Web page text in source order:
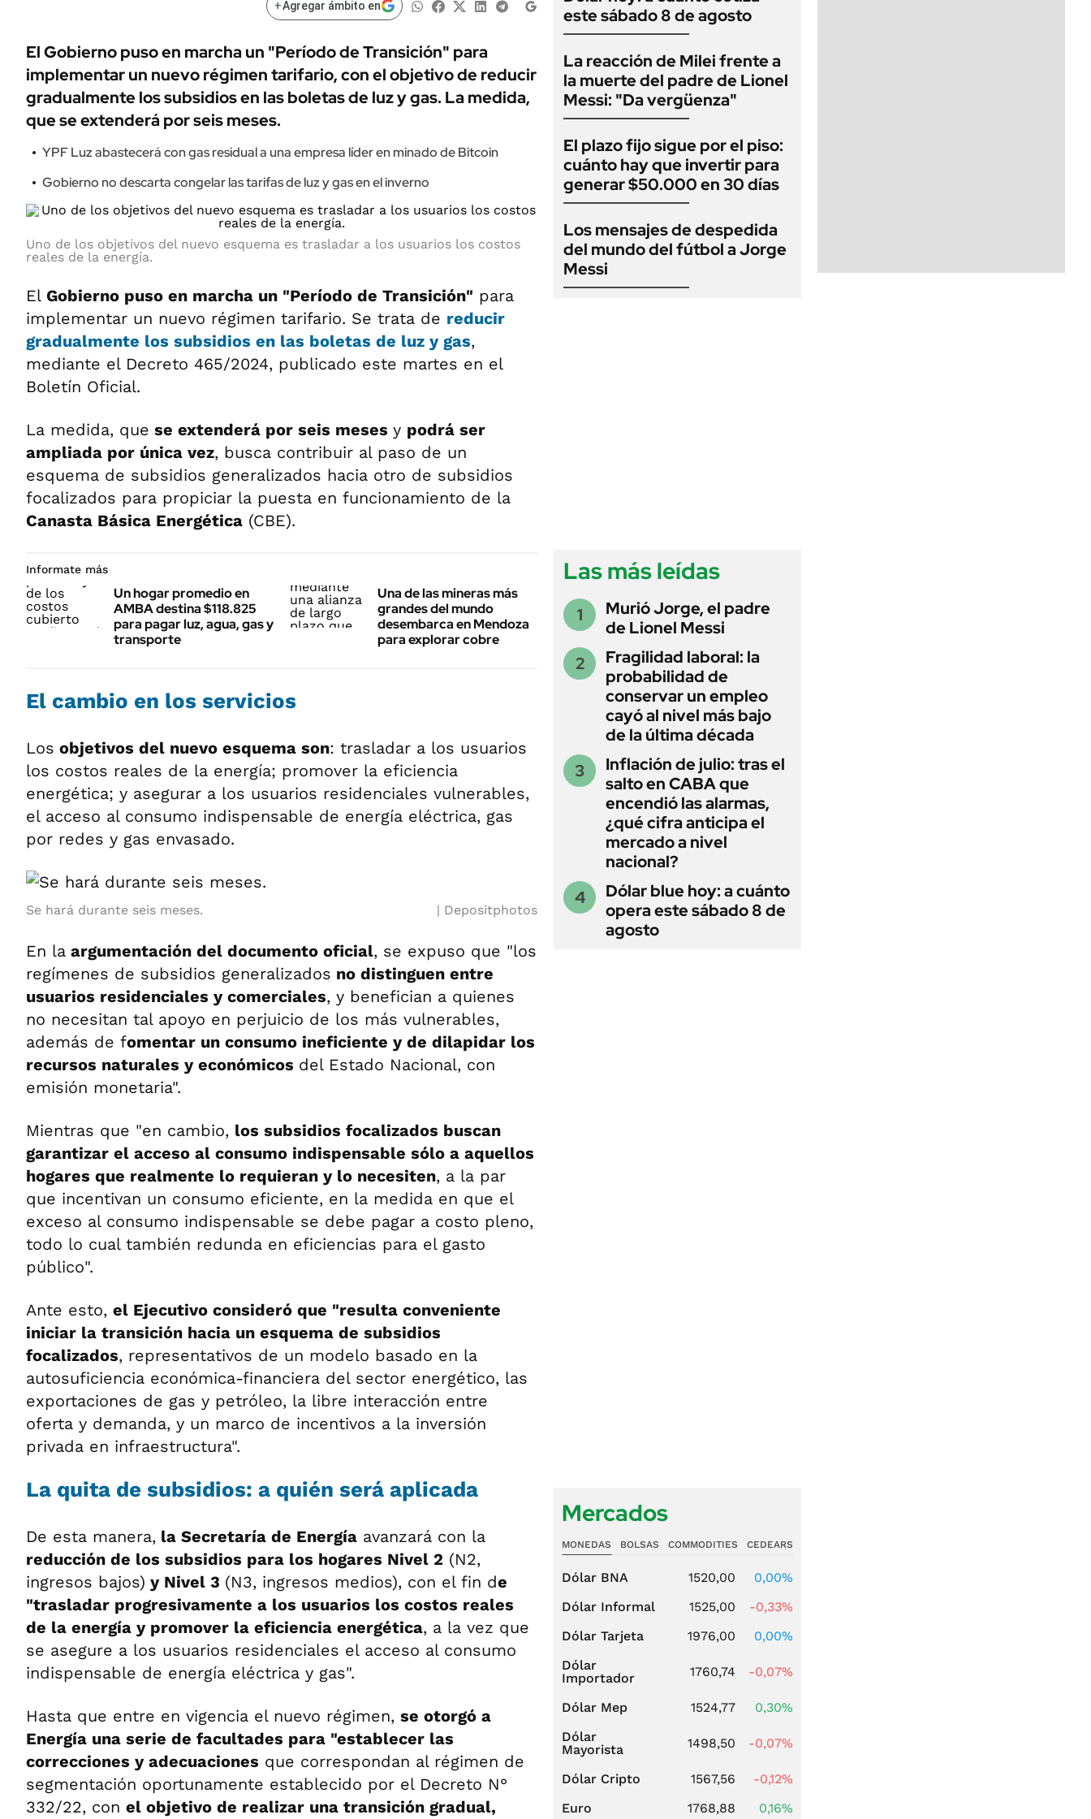
+Agregar ámbito en
El Gobierno puso en marcha un "Período de Transición" para
implementar un nuevo régimen tarifario, con el objetivo de reducir
gradualmente los subsidios en las boletas de luz y gas. La medida,
que se extenderá por seis meses.
YPF Luz abastecerá con gas residual a una empresa líder en minado de Bitcoin
Gobierno no descarta congelar las tarifas de luz y gas en el inverno
Uno de los objetivos del nuevo esquema es trasladar a los usuarios los costos
reales de la energía.
El Gobierno puso en marcha un "Período de Transición" para
implementar un nuevo régimen tarifario. Se trata de reducir
gradualmente los subsidios en las boletas de luz y gas,
mediante el Decreto 465/2024, publicado este martes en el
Boletín Oficial.
La medida, que se extenderá por seis meses y podrá ser
ampliada por única vez, busca contribuir al paso de un
esquema de subsidios generalizados hacia otro de subsidios
focalizados para propiciar la puesta en funcionamiento de la
Canasta Básica Energética (CBE).
Informate más
Un hogar promedio en
AMBA destina $118.825
para pagar luz, agua, gas y
transporte
Una de las mineras más
grandes del mundo
desembarca en Mendoza
para explorar cobre
El cambio en los servicios
Los objetivos del nuevo esquema son: trasladar a los usuarios
los costos reales de la energía; promover la eficiencia
energética; y asegurar a los usuarios residenciales vulnerables,
el acceso al consumo indispensable de energía eléctrica, gas
por redes y gas envasado.
Se hará durante seis meses. Depositphotos
En la argumentación del documento oficial, se expuso que "los
regímenes de subsidios generalizados no distinguen entre
usuarios residenciales y comerciales, y benefician a quienes
no necesitan tal apoyo en perjuicio de los más vulnerables,
además de fomentar un consumo ineficiente y de dilapidar los
recursos naturales y económicos del Estado Nacional, con
emisión monetaria".
Mientras que "en cambio, los subsidios focalizados buscan
garantizar el acceso al consumo indispensable sólo a aquellos
hogares que realmente lo requieran y lo necesiten, a la par
que incentivan un consumo eficiente, en la medida en que el
exceso al consumo indispensable se debe pagar a costo pleno,
todo lo cual también redunda en eficiencias para el gasto
público".
Ante esto, el Ejecutivo consideró que "resulta conveniente
iniciar la transición hacia un esquema de subsidios
focalizados, representativos de un modelo basado en la
autosuficiencia económica-financiera del sector energético, las
exportaciones de gas y petróleo, la libre interacción entre
oferta y demanda, y un marco de incentivos a la inversión
privada en infraestructura".
La quita de subsidios: a quién será aplicada
De esta manera, la Secretaría de Energía avanzará con la
reducción de los subsidios para los hogares Nivel 2 (N2,
ingresos bajos) y Nivel 3 (N3, ingresos medios), con el fin de
"trasladar progresivamente a los usuarios los costos reales
de la energía y promover la eficiencia energética, a la vez que
se asegure a los usuarios residenciales el acceso al consumo
indispensable de energía eléctrica y gas".
Hasta que entre en vigencia el nuevo régimen, se otorgó a
Energía una serie de facultades para "establecer las
correcciones y adecuaciones que correspondan al régimen de
segmentación oportunamente establecido por el Decreto N°
332/22, con el objetivo de realizar una transición gradual,
este sábado 8 de agosto
La reacción de Milei frente a
la muerte del padre de Lionel
Messi: "Da vergüenza"
El plazo fijo sigue por el piso:
cuánto hay que invertir para
generar $50.000 en 30 días
Los mensajes de despedida
del mundo del fútbol a Jorge
Messi
Las más leídas
Murió Jorge, el padre
de Lionel Messi
Fragilidad laboral: la
probabilidad de
conservar un empleo
cayó al nivel más bajo
de la última década
Inflación de julio: tras el
salto en CABA que
encendió las alarmas,
¿qué cifra anticipa el
mercado a nivel
nacional?
Dólar blue hoy: a cuánto
opera este sábado 8 de
agosto
Mercados
MONEDAS BOLSAS COMMODITIES CEDEARS
Dólar BNA 1520,00
0,00%
Dólar Informal
1525,00
-0,33%
Dólar Tarjeta
1976,00
0,00%
Dólar
Importador
1760,74 -0,07%
Dólar Mep 1524,77
0,30%
Dólar
Mayorista
1498,50 -0,07%
Dólar Cripto 1567,56
-0,12%
Euro
1768,88
0,16%